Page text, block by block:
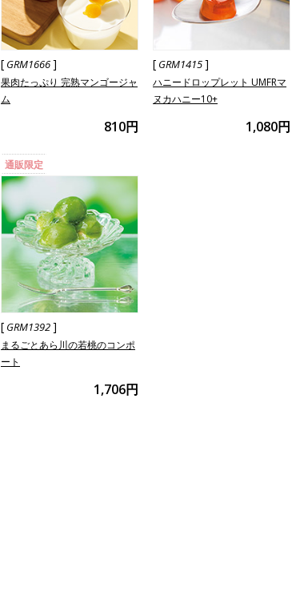
[ GRM1666]
果肉たっぷり 完熟マンゴージャ
ム
810円
[ GRM1415]
ハニードロップレット UMFRマ
ヌカハニー10+
1,080円
通販限定
[ GRM1392]
まるごとあら川の若桃のコンポ
ート
1,706円